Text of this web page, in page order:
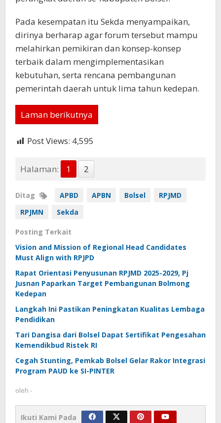
Pada kesempatan itu Sekda menyampaikan,
dirinya berharap agar forum tersebut mampu
melahirkan pemikiran dan konsep-konsep
terbaik dalam mengimplementasikan
kebutuhan, serta rencana pembangunan
pemerintah daerah untuk lima tahun kedepan.
Laman berikutnya
Post Views: 4,595
Halaman: 1 2
Ditag APBD APBN Bolsel
RPJMD
RPJMN
Sekda
Posting Terkait
Vision and Mission of Regional Head Candidates
Must Align with RPJPD
Rapat Orientasi Penyusunan RPJMD 2025-2029, Pj
Jusnan Paparkan Target Pembangunan Bolmong
Kedepan
Langkah Ini Pastikan Peningkatan Kualitas Lembaga
Pendidikan
Tari Dangisa dari Bolsel Dapat Sertifikat Pengesahan
Kemendikbud Ristek RI
Cegah Stunting, Pemkab Bolsel Gelar Rakor Integrasi
Program PAUD ke SI-PINTER
oleh -
Ikuti Kami Pada